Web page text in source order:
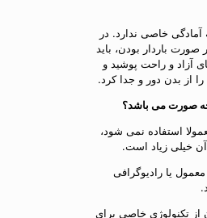
آمادگی خاصی ندارد. در
باردار بودن، باید
آزاد و راحت پوشید و
از بدن دور و جدا کرد.
صورت می باشد؟
استفاده نمی شود،
خیلی زیاد است.
یا رادیوگرافی
تکنولوژی خاصی برای